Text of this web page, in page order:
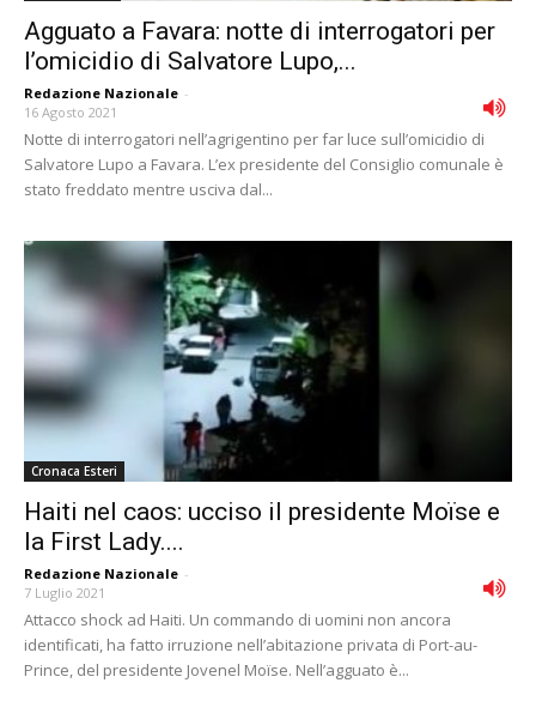
Agguato a Favara: notte di interrogatori per
l’omicidio di Salvatore Lupo,...
Redazione Nazionale -
16 Agosto 2021
Notte di interrogatori nell’agrigentino per far luce sull’omicidio di
Salvatore Lupo a Favara. L’ex presidente del Consiglio comunale è
stato freddato mentre usciva dal...
Cronaca Esteri
Haiti nel caos: ucciso il presidente Moïse e
la First Lady....
Redazione Nazionale -
7 Luglio 2021
Attacco shock ad Haiti. Un commando di uomini non ancora
identificati, ha fatto irruzione nell’abitazione privata di Port-au-
Prince, del presidente Jovenel Moïse. Nell’agguato è...